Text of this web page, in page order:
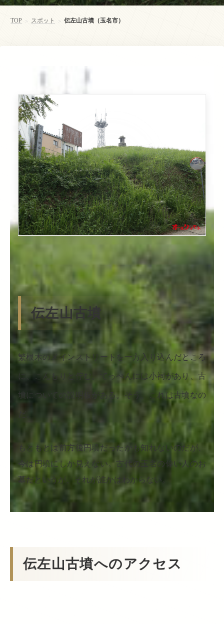
TOP > スポット > 伝左山古墳（玉名市）
伝左山古墳
繁根木のメインストリートを一方入り込んだところ
に、こんもりと佇む。てっぺんには小祠があり、古
墳についての説明板がある。そう、これは古墳なの
もともとは前方後円墳だったかも知れないのだが、
今は円墳にしか見えない。古代の玉名の偉い人のお
墓だというが、それが誰かはわからない。
伝左山古墳へのアクセス